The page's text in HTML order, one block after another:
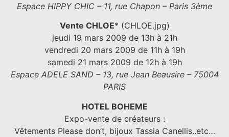
Espace HIPPY CHIC – 11, rue Chapon – Paris 3ème
Vente CHLOE* (CHLOE.jpg)
jeudi 19 mars 2009 de 13h à 21h
vendredi 20 mars 2009 de 11h à 19h
samedi 21 mars 2009 de 12h à 19h
Espace ADELE SAND – 13, rue Jean Beausire – 75004
PARIS
HOTEL BOHEME
Expo-vente de créateurs :
Vêtements Please don’t, bijoux Tassia Canellis..etc…